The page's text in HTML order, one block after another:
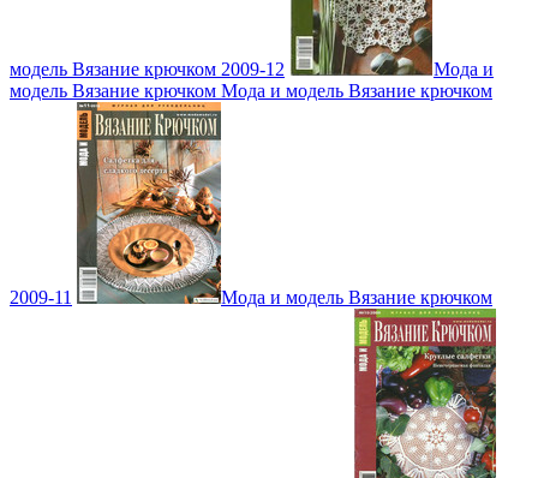
модель Вязание крючком 2009-12
Мода и
модель Вязание крючком Мода и модель Вязание крючком
2009-11 Мода и модель Вязание крючком